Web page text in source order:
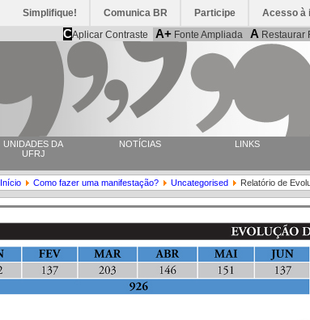
Simplifique! Comunica BR Participe Acesso à
CAplicar Contraste A+ Fonte Ampliada A Restaurar
UNIDADES DA
UFRJ
NOTÍCIAS LINKS
Início Como fazer uma manifestação? Uncategorised Relatório de